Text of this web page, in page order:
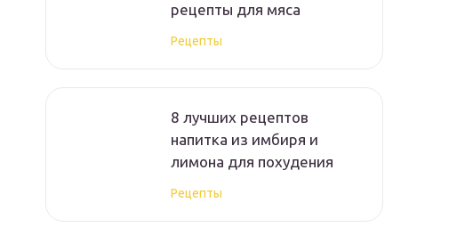
рецепты для мяса
Рецепты
8 лучших рецептов
напитка из имбиря и
лимона для похудения
Рецепты